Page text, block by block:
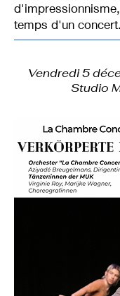
temps d'un concert.
Vendredi 5
Studio